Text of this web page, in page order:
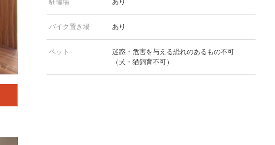
バイク置き場 あり
ペット
迷惑・危害を与える恐れのあるもの不可
（犬・猫飼育不可）